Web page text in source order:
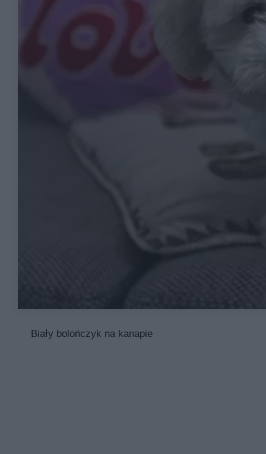
Biały bolończyk na kanapie